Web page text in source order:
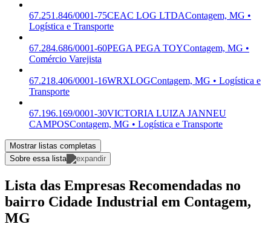
67.251.846/0001-75CEAC LOG LTDAContagem, MG •
Logística e Transporte
67.284.686/0001-60PEGA PEGA TOYContagem, MG •
Comércio Varejista
67.218.406/0001-16WRXLOGContagem, MG • Logística e
Transporte
67.196.169/0001-30VICTORIA LUIZA JANNEU
CAMPOSContagem, MG • Logística e Transporte
Mostrar listas completas
Sobre essa lista
Lista das Empresas Recomendadas no
bairro Cidade Industrial em Contagem,
MG